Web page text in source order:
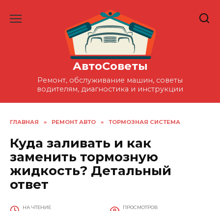
АвтоСоветы
Ремонт, обслуживание машин, советы
водителям, диагностика и инструкции
ГЛАВНАЯ » РЕМОНТ АВТО » ТОРМОЗНАЯ СИСТЕМА
Куда заливать и как
заменить тормозную
жидкость? Детальный
ответ
НА ЧТЕНИЕ ПРОСМОТРОВ